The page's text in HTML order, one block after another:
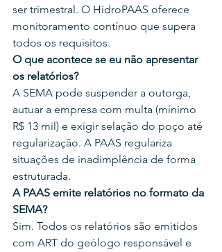
ser trimestral. O HidroPAAS oferece
monitoramento contínuo que supera
todos os requisitos.
O que acontece se eu não apresentar
os relatórios?
A SEMA pode suspender a outorga,
autuar a empresa com multa (mínimo
R$ 13 mil) e exigir selação do poço até
regularização. A PAAS regulariza
situações de inadimplência de forma
estruturada.
A PAAS emite relatórios no formato da
SEMA?
Sim. Todos os relatórios são emitidos
com ART do geólogo responsável e